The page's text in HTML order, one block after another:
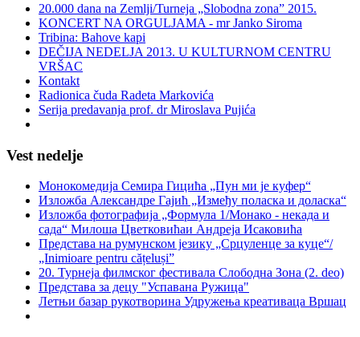
20.000 dana na Zemlji/Turneja „Slobodna zona” 2015.
KONCERT NA ORGULJAMA - mr Janko Siroma
Tribina: Bahove kapi
DEČIJA NEDELJA 2013. U KULTURNOM CENTRU
VRŠAC
Kontakt
Radionica čuda Radeta Markovića
Serija predavanja prof. dr Miroslava Pujića
Vest nedelje
Монокомедија Семира Гицића „Пун ми је куфер“
Изложба Александре Гајић „Између поласка и доласка“
Изложба фотографија „Формула 1/Монако - некада и
сада“ Милоша Цветковићаи Андреја Исаковића
Представа на румунском језику „Срцуленце за куце“/
„Inimioare pentru cățeluși”
20. Турнеја филмског фестивала Слободна Зона (2. deo)
Представа за децу "Успавана Ружица"
Летњи базар рукотворина Удружења креативаца Вршац